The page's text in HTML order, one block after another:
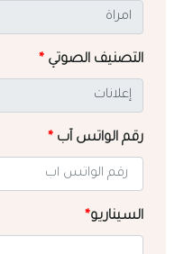
التصنيف الصوتي *
رقم الواتس آب *
السيناريو*